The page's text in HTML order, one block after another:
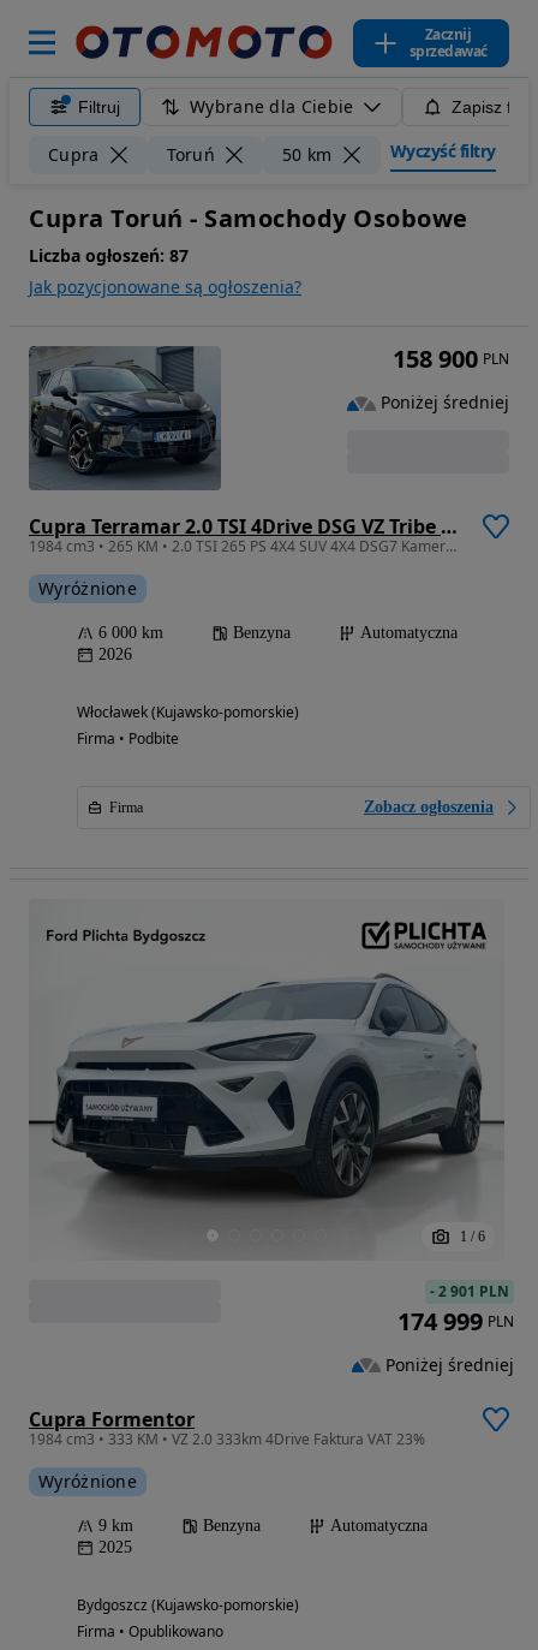
Zacznij
sprzedawać
Filtruj Wybrane dla Ciebie Zapisz
Cupra Toruń 50 km Wyczyść filtry
Cupra Toruń - Samochody Osobowe
Liczba ogłoszeń: 87
Jak pozycjonowane są ogłoszenia?
Cupra Terramar 2.0 TSI 4Drive DSG VZ Tribe Edition
1984 cm3 • 265 KM • 2.0 TSI 265 PS 4X4 SUV 4X4 DSG7 Kamera Hak MATRIX 5 Lat gwaranc
Wyróżnione
6 000 km Benzyna
Automatyczna
2026
Włocławek (Kujawsko-pomorskie)
Firma • Podbite
Firma Zobacz ogłoszenia
158 900 PLN
Poniżej średniej
1 / 6
Cupra Formentor
1984 cm3 • 333 KM • VZ 2.0 333km 4Drive Faktura VAT 23%
Wyróżnione
9 km Benzyna
Automatyczna
2025
Bydgoszcz (Kujawsko-pomorskie)
Firma • Opublikowano
-2 901 PLN
174 999 PLN
Poniżej średniej